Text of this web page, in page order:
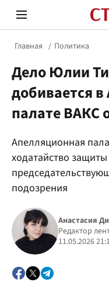
Политика
Главная Политика
Дело Юлии
добивается
палате ВАКС
Апелляционная
ходатайство
подозрения
Анастасия
Редактор
11.05.2026